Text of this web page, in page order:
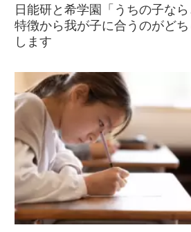
日能研と希学園「うちの子な
特徴から我が子に合うのがど
します